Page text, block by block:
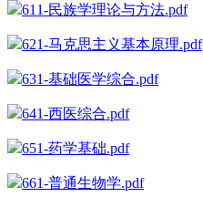
611-民族学理论与方法.pdf
621-马克思主义基本原理.pdf
631-基础医学综合.pdf
641-西医综合.pdf
651-药学基础.pdf
661-普通生物学.pdf